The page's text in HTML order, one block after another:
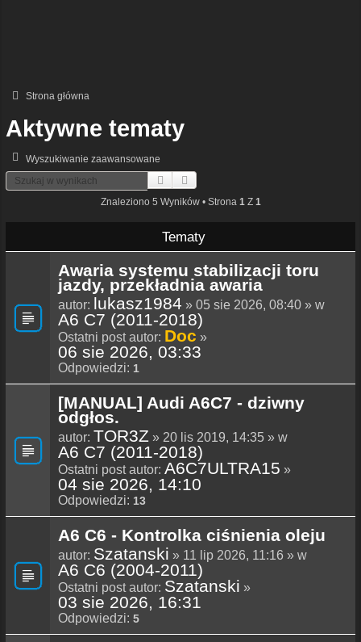
Strona główna
Aktywne tematy
Wyszukiwanie zaawansowane
Szukaj
Znaleziono 5 Wyników • Strona 1 Z 1
Tematy
Awaria systemu stabilizacji toru
jazdy, przekładnia awaria
autor: lukasz1984 » 05 sie 2026, 08:40 » w
A6 C7 (2011-2018)
Ostatni post autor: Doc »
06 sie 2026, 03:33
Odpowiedzi: 1
[MANUAL] Audi A6C7 - dziwny
odgłos.
autor: TOR3Z » 20 lis 2019, 14:35 » w
A6 C7 (2011-2018)
Ostatni post autor: A6C7ULTRA15 »
04 sie 2026, 14:10
Odpowiedzi: 13
A6 C6 - Kontrolka ciśnienia oleju
autor: Szatanski » 11 lip 2026, 11:16 » w
A6 C6 (2004-2011)
Ostatni post autor: Szatanski »
03 sie 2026, 16:31
Odpowiedzi: 5